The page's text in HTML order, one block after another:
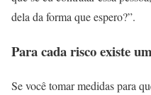
dela da forma que espero?”.
Para cada risco existe
Se você tomar medidas para